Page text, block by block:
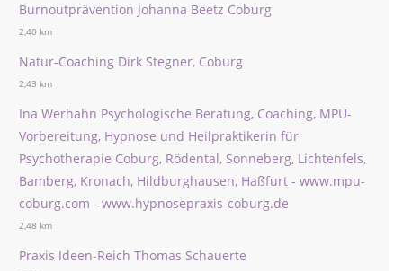
Burnoutprävention Johanna Beetz Coburg
2,40 km
Natur-Coaching Dirk Stegner, Coburg
2,43 km
Ina Werhahn Psychologische Beratung, Coaching, MPU-
Vorbereitung, Hypnose und Heilpraktikerin für
Psychotherapie Coburg, Rödental, Sonneberg, Lichtenfels,
Bamberg, Kronach, Hildburghausen, Haßfurt - www.mpu-
coburg.com - www.hypnosepraxis-coburg.de
2,48 km
Praxis Ideen-Reich Thomas Schauerte